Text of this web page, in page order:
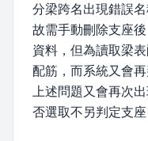
分梁跨名出現錯誤
故需手動刪除支座
資料，但為讀取梁
配筋，而系統又會
上述問題又會再次
否選取不另判定支座